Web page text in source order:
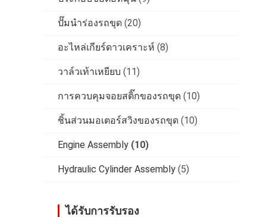
ปั๊มนำร่องรถขุด (20)
อะไหล่เกียร์ดาวเคราะห์ (8)
วาล์วเท้าเหยียบ (11)
การควบคุมจอยสติ๊กของรถขุด (10)
ชิ้นส่วนมอเตอร์สวิงของรถขุด (10)
Engine Assembly (10)
Hydraulic Cylinder Assembly (5)
ได้รับการรับรอง